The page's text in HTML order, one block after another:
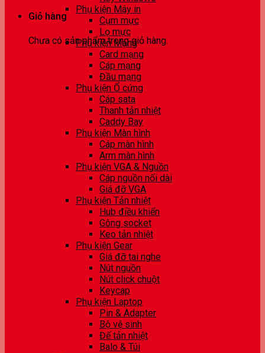
Giỏ hàng
Chưa có sản phẩm trong giỏ hàng.
Phụ kiện Máy in
Cụm mực
Lọ mực
Phụ kiện Mạng
Card mạng
Cáp mạng
Đầu mạng
Phụ kiện Ổ cứng
Cáp sata
Thanh tản nhiệt
Caddy Bay
Phụ kiện Màn hình
Cáp màn hình
Arm màn hình
Phụ kiện VGA & Nguồn
Cáp nguồn nối dài
Giá đỡ VGA
Phụ kiện Tản nhiệt
Hub điều khiển
Gông socket
Keo tản nhiệt
Phụ kiện Gear
Giá đỡ tai nghe
Nút nguồn
Nút click chuột
Keycap
Phụ kiện Laptop
Pin & Adapter
Bộ vệ sinh
Đế tản nhiệt
Balo & Túi